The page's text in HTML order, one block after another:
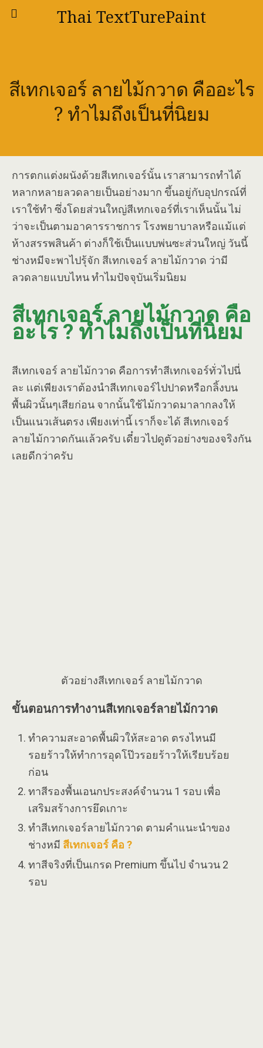
Thai TextTurePaint
สีเทกเจอร์ ลายไม้กวาด คืออะไร
? ทำไมถึงเป็นที่นิยม
การตกแต่งผนังด้วยสีเทกเจอร์นั้น เราสามารถทำได้
หลากหลายลวดลายเป็นอย่างมาก ขึ้นอยู่กับอุปกรณ์ที่
เราใช้ทำ ซึ่งโดยส่วนใหญ่สีเทกเจอร์ที่เราเห็นนั้น ไม่
ว่าจะเป็นตามอาคารราชการ โรงพยาบาลหรือแม้แต่
ห้างสรรพสินค้า ต่างก็ใช้เป็นแบบพ่นซะส่วนใหญ่ วันนี้
ช่างหมีจะพาไปรุ้จัก สีเทกเจอร์ ลายไม้กวาด ว่ามี
ลวดลายแบบไหน ทำไมปัจจุบันเริ่มนิยม
สีเทกเจอร์ ลายไม้กวาด คือ
อะไร ? ทำไมถึงเป็นที่นิยม
สีเทกเจอร์ ลายไม้กวาด คือการทำสีเทกเจอร์ทั่วไปนี่
ละ เเต่เพียงเราต้องนำสีเทกเจอร์ไปปาดหรือกลิ้งบน
พื้นผิวนั้นๆเสียก่อน จากนั้นใช้ไม้กวาดมาลากลงให้
เป็นแนวเส้นตรง เพียงเท่านี้ เราก็จะได้ สีเทกเจอร์
ลายไม้กวาดกันเเล้วครับ เดี๋ยวไปดูตัวอย่างของจริงกัน
เลยดีกว่าครับ
ตัวอย่างสีเทกเจอร์ ลายไม้กวาด
ขั้นตอนการทำงานสีเทกเจอร์ลายไม้กวาด
ทำความสะอาดพื้นผิวให้สะอาด ตรงไหนมี
รอยร้าวให้ทำการอุดโป๊วรอยร้าวให้เรียบร้อย
ก่อน
ทาสีรองพื้นเอนกประสงค์จำนวน 1 รอบ เพื่อ
เสริมสร้างการยึดเกาะ
ทำสีเทกเจอร์ลายไม้กวาด ตามคำแนะนำของ
ช่างหมี สีเทกเจอร์ คือ ?
ทาสีจริงที่เป็นเกรด Premium ขึ้นไป จำนวน 2
รอบ